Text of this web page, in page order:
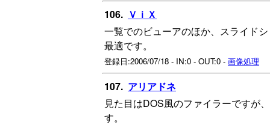
106. ＶｉＸ
一覧でのビューアのほか、スライド
最適です。
登録日:2006/07/18 - IN:0 - OUT:0 - 画像処理
107. アリアドネ
見た目はDOS風のファイラーですが
す。